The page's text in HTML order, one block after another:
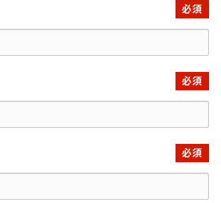
必須
必須
必須